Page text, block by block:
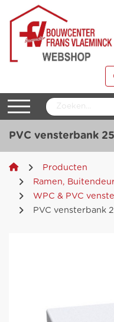
PVC vensterbank
Producten
Ramen,
WPC & PVC
PVC vensterbank